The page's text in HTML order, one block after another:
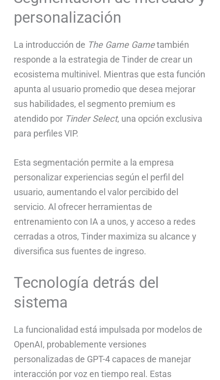
personalización
La introducción de The Game Gametambién
responde a la estrategia de Tinder de crear un
ecosistema multinivel. Mientras que esta función
apunta al usuario promedio que desea mejorar
sus habilidades, el segmento premium es
atendido por Tinder Select, una opción exclusiva
para perfiles VIP.
Esta segmentación permite a la empresa
personalizar experiencias según el perfil del
usuario, aumentando el valor percibido del
servicio. Al ofrecer herramientas de
entrenamiento con IA a unos, y acceso a redes
cerradas a otros, Tinder maximiza su alcance y
diversifica sus fuentes de ingreso.
Tecnología detrás del
sistema
La funcionalidad está impulsada por modelos de
OpenAI, probablemente versiones
personalizadas de GPT-4 capaces de manejar
interacción por voz en tiempo real. Estas